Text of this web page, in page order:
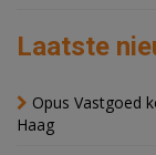
Laatste
Opus Vastgoed
Haag